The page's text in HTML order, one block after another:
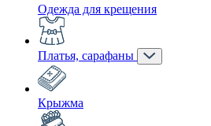
Одежда для крещения
Платья, сарафаны
Крыжма